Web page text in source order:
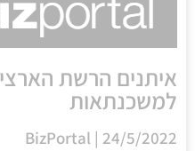
איתנים הרשת
למשכנתאות
BizPortal | 24/5/2022